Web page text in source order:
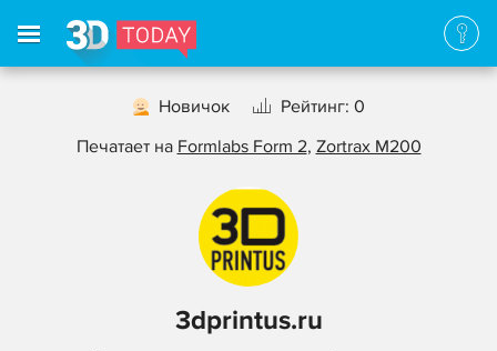
Новичок
Рейтинг: 0
Печатает на Formlabs Form 2, Zortrax M200
3dprintus.ru